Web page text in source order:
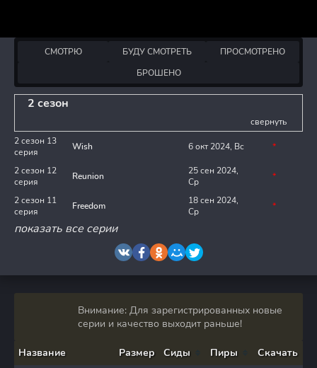
СМОТРЮ БУДУ СМОТРЕТЬ
ПРОСМОТРЕНО
БРОШЕНО
2 сезон
свернуть
2 сезон 13
серия
Wish 6 окт 2024, Вс *
2 сезон 12
серия
Reunion
25 сен 2024,
Ср
*
2 сезон 11
серия
Freedom
18 сен 2024,
Ср
*
показать все серии
Внимание: Для зарегистрированных новые
серии и качество выходит раньше!
Название Размер Сиды Пиры Скачать